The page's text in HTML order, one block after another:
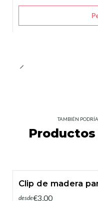
TAMBIÉN
Clip de madera
desde€3,00